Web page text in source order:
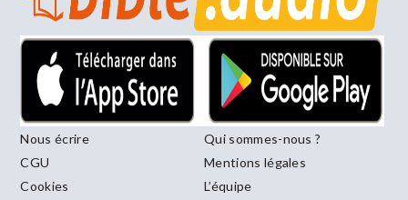
Nous écrire
Qui sommes-nous ?
CGU
Mentions légales
Cookies
L’équipe